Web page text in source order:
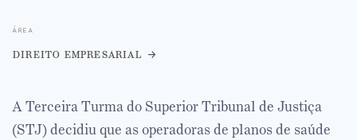
área
direito empresarial
A Terceira Turma do Superior Tribunal de Justiça
(STJ) decidiu que as operadoras de planos de saúde